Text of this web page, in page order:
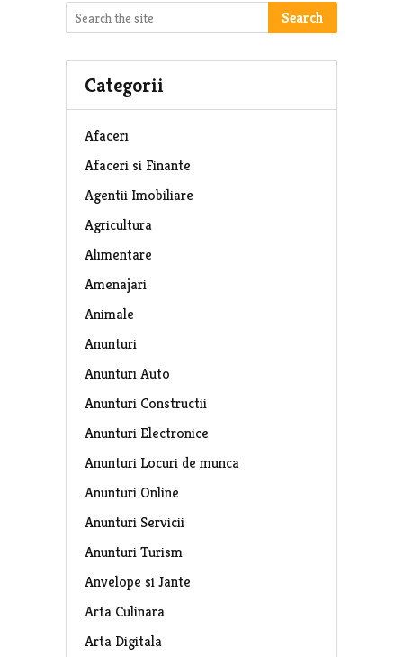
Search
Categorii
Afaceri
Afaceri si Finante
Agentii Imobiliare
Agricultura
Alimentare
Amenajari
Animale
Anunturi
Anunturi Auto
Anunturi Constructii
Anunturi Electronice
Anunturi Locuri de munca
Anunturi Online
Anunturi Servicii
Anunturi Turism
Anvelope si Jante
Arta Culinara
Arta Digitala